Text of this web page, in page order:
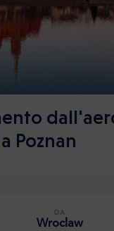
Poznan
DA
Wroclaw